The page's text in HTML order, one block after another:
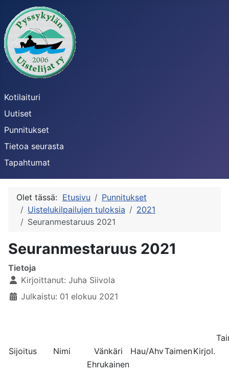
Kotilaituri
Uutiset
Punnitukset
Tietoa seurasta
Tapahtumat
Olet tässä: Etusivu
Punnitukset
Uistelukilpailujen tuloksia
2021
Seuranmestaruus 2021
Seuranmestaruus 2021
Tietoja
Kirjoittanut: Juha Siivola
Julkaistu: 01 elokuu 2021
Sijoitus
Nimi Vänkäri Hau/AhvTaimenKirjol.
Ehrukainen